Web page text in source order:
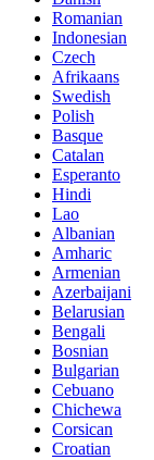
Romanian
Indonesian
Czech
Afrikaans
Swedish
Polish
Basque
Catalan
Esperanto
Hindi
Lao
Albanian
Amharic
Armenian
Azerbaijani
Belarusian
Bengali
Bosnian
Bulgarian
Cebuano
Chichewa
Corsican
Croatian